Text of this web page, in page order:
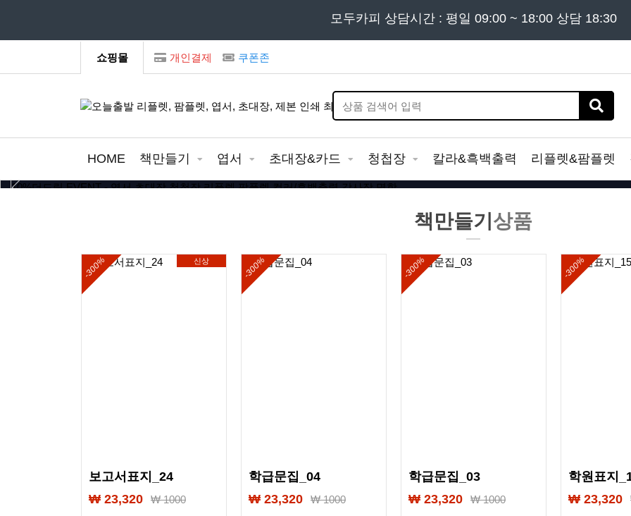
모든 문의는 02) 302 - 7797 및 '견적문의 ' 게시판을 이용해주
모두카피 상담시간 : 평일 09:00 ~ 18:00 상담 18:30
쇼핑몰 개인결제 쿠폰존
HOME 책만들기 엽서 초대장&카드 청첩장 칼라&흑백출력 리플렛&팜플렛
책만들기 상품
신상
-300%
보고서표지_24
₩ 23,320
₩ 1000
-300%
학급문집_04
₩ 23,320
₩ 1000
-300%
학급문집_03
₩ 23,320
₩ 1000
-300%
학원표지
₩ 23,320